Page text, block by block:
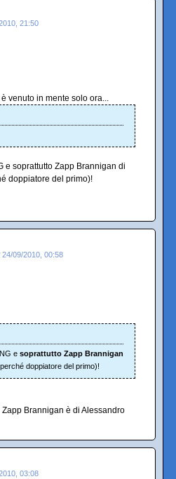
21:50
venuto in mente solo ora...
e soprattutto Zapp Brannigan di
doppiatore del primo)!
24/09/2010, 00:58
e soprattutto Zapp Brannigan
doppiatore del primo)!
Brannigan è di Alessandro
03:08